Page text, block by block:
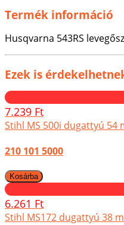
Termék információ
Husqvarna 543RS
Ezek is
7.239 Ft
Stihl MS 500i dugattyú 54
210 101 5000
6.261 Ft
Stihl MS172 dugattyú 38